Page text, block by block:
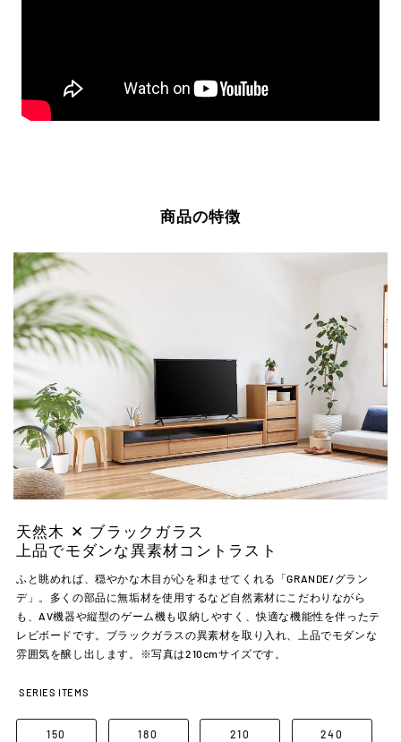
商品の特徴
天然木 ✕ ブラックガラス
上品でモダンな異素材コントラスト
ふと眺めれば、穏やかな木目が心を和ませてくれる「GRANDE/グラン
デ」。多くの部品に無垢材を使用するなど自然素材にこだわりながら
も、AV機器や縦型のゲーム機も収納しやすく、快適な機能性を伴ったテ
レビボードです。ブラックガラスの異素材を取り入れ、上品でモダンな
雰囲気を醸し出します。※写真は210cmサイズです。
SERIES ITEMS
150 180 210 240